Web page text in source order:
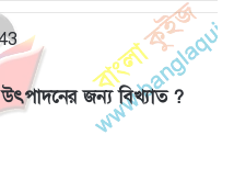
উৎপাদনের জন্য বিখ্যাত ?